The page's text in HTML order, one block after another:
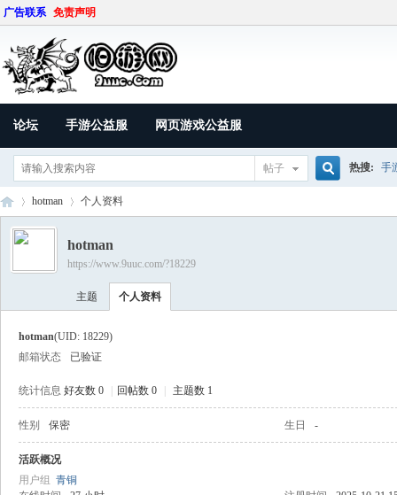
广告联系 免责声明
论坛 手游公益服 网页游戏公益服
帖子 热搜: 手
›
hotman 个人资料
hotman
https://www.9uuc.com/?18229
主题 个人资料
hotman(UID: 18229)
邮箱状态
已验证
统计信息 好友数 0 回帖数 0 主题数 1
性别 保密 生日 -
活跃概况
用户组 青铜